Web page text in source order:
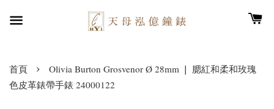
首頁 ›
Olivia Burton Grosvenor Ø 28mm ❘ 腮紅和柔和玫瑰
色皮革錶帶手錶 24000122